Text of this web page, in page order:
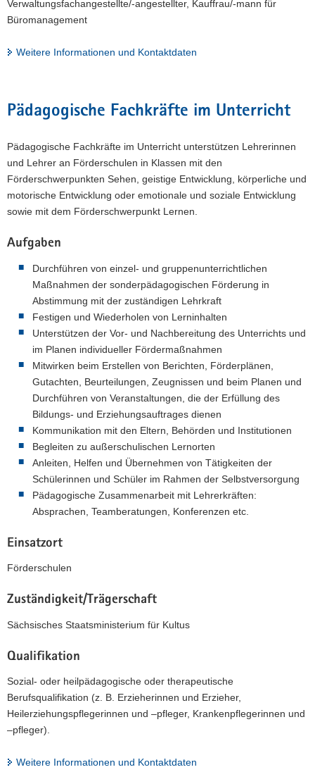
Verwaltungsfachangestellte/-angestellter, Kauffrau/-mann für
Büromanagement
Weitere Informationen und Kontaktdaten
Pädagogische Fachkräfte im Unterricht
Pädagogische Fachkräfte im Unterricht unterstützen Lehrerinnen
und Lehrer an Förderschulen in Klassen mit den
Förderschwerpunkten Sehen, geistige Entwicklung, körperliche und
motorische Entwicklung oder emotionale und soziale Entwicklung
sowie mit dem Förderschwerpunkt Lernen.
Aufgaben
Durchführen von einzel- und gruppenunterrichtlichen
Maßnahmen der sonderpädagogischen Förderung in
Abstimmung mit der zuständigen Lehrkraft
Festigen und Wiederholen von Lerninhalten
Unterstützen der Vor- und Nachbereitung des Unterrichts und
im Planen individueller Fördermaßnahmen
Mitwirken beim Erstellen von Berichten, Förderplänen,
Gutachten, Beurteilungen, Zeugnissen und beim Planen und
Durchführen von Veranstaltungen, die der Erfüllung des
Bildungs- und Erziehungsauftrages dienen
Kommunikation mit den Eltern, Behörden und Institutionen
Begleiten zu außerschulischen Lernorten
Anleiten, Helfen und Übernehmen von Tätigkeiten der
Schülerinnen und Schüler im Rahmen der Selbstversorgung
Pädagogische Zusammenarbeit mit Lehrerkräften:
Absprachen, Teamberatungen, Konferenzen etc.
Einsatzort
Förderschulen
Zuständigkeit/Trägerschaft
Sächsisches Staatsministerium für Kultus
Qualifikation
Sozial- oder heilpädagogische oder therapeutische
Berufsqualifikation (z. B. Erzieherinnen und Erzieher,
Heilerziehungspflegerinnen und –pfleger, Krankenpflegerinnen und
–pfleger).
Weitere Informationen und Kontaktdaten